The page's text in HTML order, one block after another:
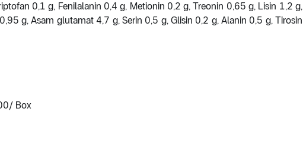
0,1 g, Fenilalanin 0,4 g, Metionin 0,2 g, Treonin 0,65 g, Lisin 1,2 g,
g, Asam glutamat 4,7 g, Serin 0,5 g, Glisin 0,2 g, Alanin 0,5 g, Tirosin
Box